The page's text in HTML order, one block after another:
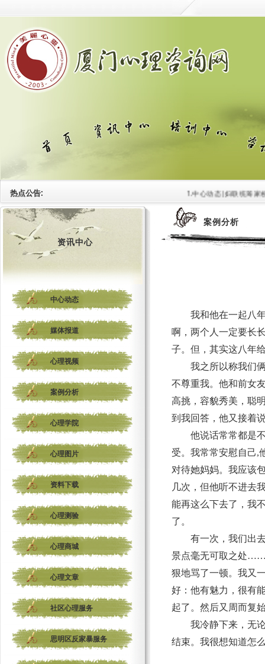
热点公告: 1.中心动态|妇联统筹家校
资讯中心
中心动态
媒体报道
心理视频
案例分析
心理学院
心理图片
资料下载
心理测验
心理商城
心理文章
社区心理服务
思明区反家暴服务
案例分析
我和他在一起八
啊，两个人一定要长
子。但，其实这八年
我之所以称我们
不尊重我。他和前女
高挑，容貌秀美，聪
到我回答，他又接着
他说话常常都是
受。我常常安慰自己,
对待她妈妈。我应该
几次，但他听不进去
能再这么下去了，我
了。
有一次，我们出
景点毫无可取之处
狠地骂了一顿。我又
好：他有魅力，很有
起了。然后又周而复
我冷静下来，无
结束。我很想知道怎